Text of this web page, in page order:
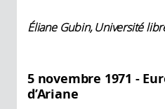
Éliane Gubin, Université
5 novembre 1971 -
d’Ariane